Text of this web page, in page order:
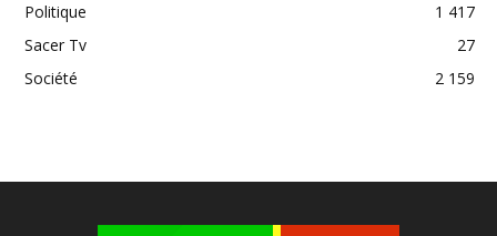
Politique
1 417
Sacer Tv
27
Société
2 159